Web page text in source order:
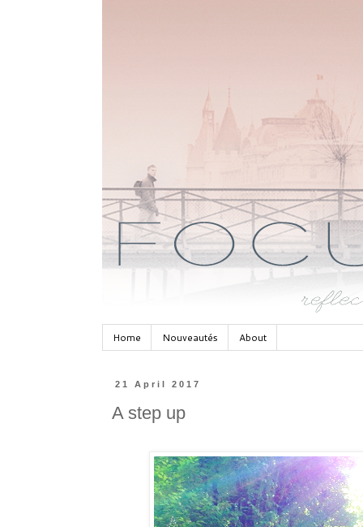
Home Nouveautés About
21 April 2017
A step up